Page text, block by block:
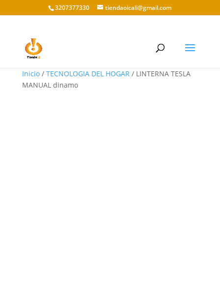
3207377330 tiendaoicali@gmail.com
Inicio/ TECNOLOGIA DEL HOGAR/ LINTERNA TESLA
MANUAL dinamo